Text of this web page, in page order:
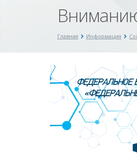
Главная Информация